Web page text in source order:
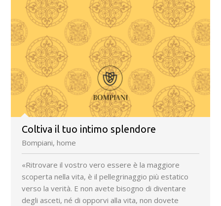
Coltiva il tuo intimo splendore
Bompiani, home
«Ritrovare il vostro vero essere è la maggiore
scoperta nella vita, è il pellegrinaggio più estatico
verso la verità. E non avete bisogno di diventare
degli asceti, né di opporvi alla vita, non dovete